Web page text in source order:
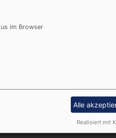
Rehweiler Rehweiler 12
Gernert
im Browser
Alle
Realisiert mit